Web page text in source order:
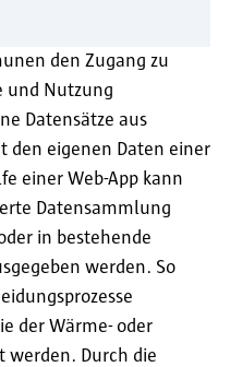
den Zugang zu
und Nutzung
Datensätze aus
den eigenen Daten einer
einer Web-App kann
Datensammlung
in bestehende
werden. So
der Wärme- oder
werden. Durch die